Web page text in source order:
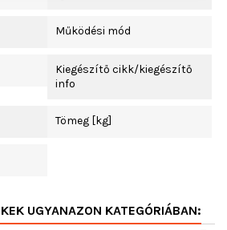
Működési mód
Kiegészítő cikk/kiegészítő
info
Tömeg [kg]
UGYANAZON KATEGÓRIÁBAN: